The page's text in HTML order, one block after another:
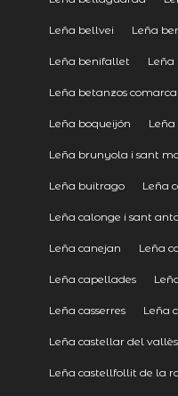
Leña bellvei Leña
Leña benifallet Leña
Leña betanzos comarca
Leña boqueijón
Leña brunyola i sant
Leña buitrago Leña
Leña calonge i sant
Leña canejan Leña
Leña capellades
Leña casserres Leña
Leña castellar del vallès
Leña castellfollit de la